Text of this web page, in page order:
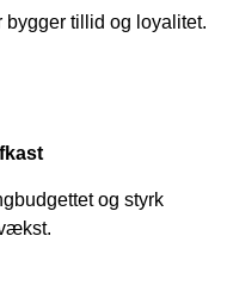
bygger tillid og loyalitet.
og styrk
.